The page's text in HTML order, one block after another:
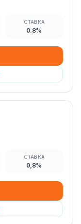
СТАВКА
0.8%
СТАВКА
0,8%